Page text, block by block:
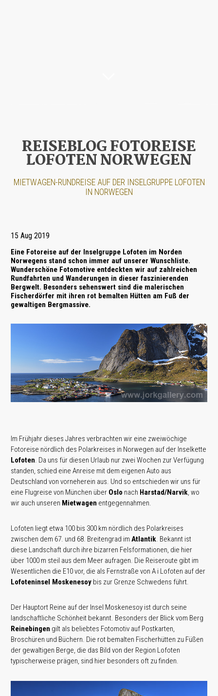
REISEBLOG FOTOREISE
LOFOTEN NORWEGEN
MIETWAGEN-RUNDREISE AUF DER INSELGRUPPE LOFOTEN
IN NORWEGEN
15 Aug 2019
Eine Fotoreise auf der Inselgruppe Lofoten im Norden
Norwegens stand schon immer auf unserer Wunschliste.
Wunderschöne Fotomotive entdeckten wir auf zahlreichen
Rundfahrten und Wanderungen in dieser faszinierenden
Bergwelt. Besonders sehenswert sind die malerischen
Fischerdörfer mit ihren rot bemalten Hütten am Fuß der
gewaltigen Bergmassive.
Im Frühjahr dieses Jahres verbrachten wir eine zweiwöchige
Fotoreise nördlich des Polarkreises in Norwegen auf der Inselkette
Lofoten. Da uns für diesen Urlaub nur zwei Wochen zur Verfügung
standen, schied eine Anreise mit dem eigenen Auto aus
Deutschland von vorneherein aus. Und so entschieden wir uns für
eine Flugreise von München über Oslo nach Harstad/Narvik, wo
wir auch unseren Mietwagen entgegennahmen.
Lofoten liegt etwa 100 bis 300 km nördlich des Polarkreises
zwischen dem 67. und 68. Breitengrad imAtlantik. Bekannt ist
diese Landschaft durch ihre bizarren Felsformationen, die hier
über 1000 m steil aus dem Meer aufragen. Die Reiseroute gibt im
Wesentlichen die E10 vor, die als Fernstraße von A i Lofoten auf der
Lofoteninsel Moskenesoy bis zur Grenze Schwedens führt.
Der Hauptort Reine auf der Insel Moskenesoy ist durch seine
landschaftliche Schönheit bekannt. Besonders der Blick vom Berg
Reinebingen gilt als beliebtes Fotomotiv auf Postkarten,
Broschüren und Büchern. Die rot bemalten Fischerhütten zu Füßen
der gewaltigen Berge, die das Bild von der Region Lofoten
typischerweise prägen, sind hier besonders oft zu finden.